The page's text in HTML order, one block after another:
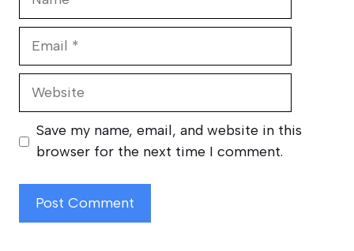
Website
Save my name, email, and website in this
browser for the next time I comment.